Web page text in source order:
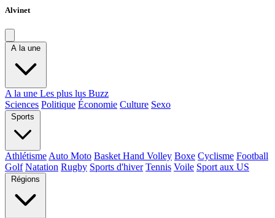
Alvinet
A la une
A la une Les plus lus Buzz
Sciences Politique Économie Culture Sexo
Sports
Athlétisme Auto Moto Basket Hand Volley Boxe Cyclisme Football
Golf Natation Rugby Sports d'hiver Tennis Voile Sport aux US
Régions